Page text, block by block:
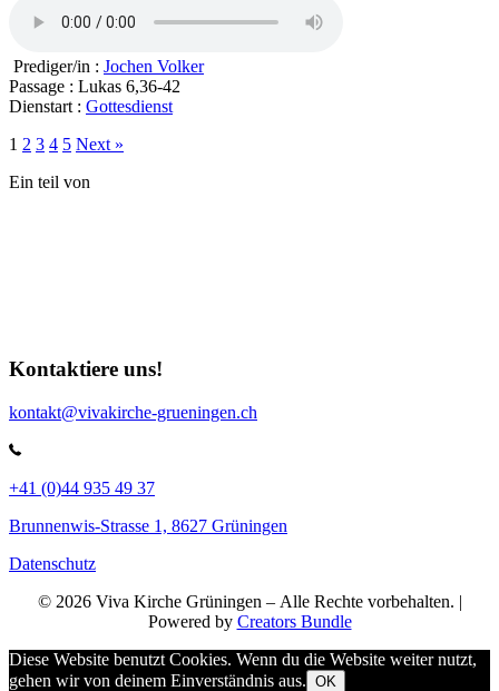
Prediger/in : Jochen Volker
Passage : Lukas 6,36-42
Dienstart : Gottesdienst
1 2 3 4 5 Next »
Ein teil von
Kontaktiere uns!
kontakt@vivakirche-grueningen.ch
+41 (0)44 935 49 37
Brunnenwis-Strasse 1, 8627 Grüningen
Datenschutz
© 2026 Viva Kirche Grüningen – Alle Rechte vorbehalten. |
Powered by Creators Bundle
Diese Website benutzt Cookies. Wenn du die Website weiter nutzt,
gehen wir von deinem Einverständnis aus. OK